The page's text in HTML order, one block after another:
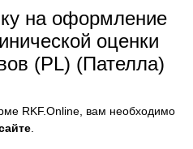
на оформление
оценки
(PL) (Пателла)
RKF.Online, вам необходимо